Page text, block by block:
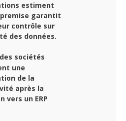
estiment
premise garantit
contrôle sur
des données.
des sociétés
une
de la
après la
vers un ERP